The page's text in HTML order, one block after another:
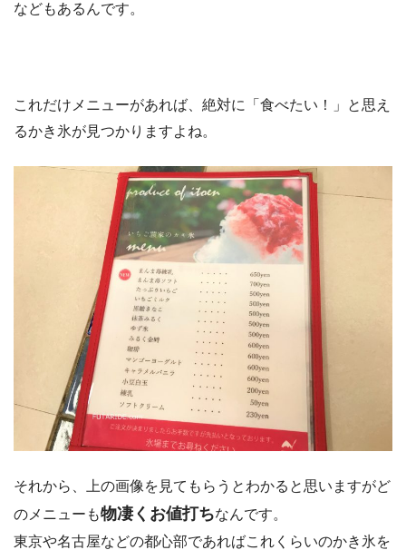
などもあるんです。
これだけメニューがあれば、絶対に「食べたい！」と思え
るかき氷が見つかりますよね。
それから、上の画像を見てもらうとわかると思いますがど
のメニューも物凄くお値打ちなんです。
東京や名古屋などの都心部であればこれくらいのかき氷を